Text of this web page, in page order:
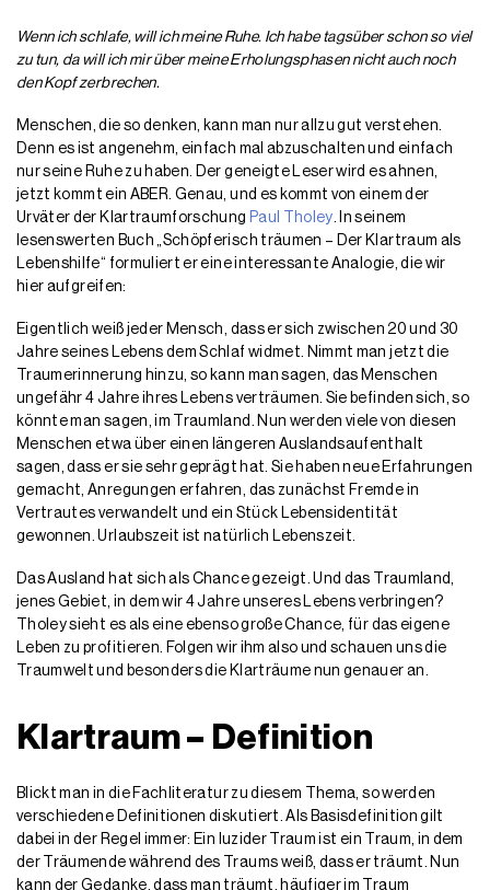
Wenn ich schlafe, will ich meine Ruhe. Ich habe tagsüber schon so viel
zu tun, da will ich mir über meine Erholungsphasen nicht auch noch
den Kopf zerbrechen.
Menschen, die so denken, kann man nur allzu gut verstehen.
Denn es ist angenehm, einfach mal abzuschalten und einfach
nur seine Ruhe zu haben. Der geneigte Leser wird es ahnen,
jetzt kommt ein ABER. Genau, und es kommt von einem der
Urväter der Klartraumforschung Paul Tholey . In seinem
lesenswerten Buch „Schöpferisch träumen – Der Klartraum als
Lebenshilfe“ formuliert er eine interessante Analogie, die wir
hier aufgreifen:
Eigentlich weiß jeder Mensch, dass er sich zwischen 20 und 30
Jahre seines Lebens dem Schlaf widmet. Nimmt man jetzt die
Traumerinnerung hinzu, so kann man sagen, das Menschen
ungefähr 4 Jahre ihres Lebens verträumen. Sie befinden sich, so
könnte man sagen, im Traumland. Nun werden viele von diesen
Menschen etwa über einen längeren Auslandsaufenthalt
sagen, dass er sie sehr geprägt hat. Sie haben neue Erfahrungen
gemacht, Anregungen erfahren, das zunächst Fremde in
Vertrautes verwandelt und ein Stück Lebensidentität
gewonnen. Urlaubszeit ist natürlich Lebenszeit.
Das Ausland hat sich als Chance gezeigt. Und das Traumland,
jenes Gebiet, in dem wir 4 Jahre unseres Lebens verbringen?
Tholey sieht es als eine ebenso große Chance, für das eigene
Leben zu profitieren. Folgen wir ihm also und schauen uns die
Traumwelt und besonders die Klarträume nun genauer an.
Klartraum – Definition
Blickt man in die Fachliteratur zu diesem Thema, so werden
verschiedene Definitionen diskutiert. Als Basisdefinition gilt
dabei in der Regel immer: Ein luzider Traum ist ein Traum, in dem
der Träumende während des Traums weiß, dass er träumt. Nun
kann der Gedanke, dass man träumt, häufiger im Traum